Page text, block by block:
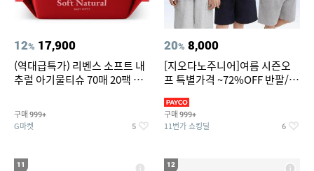
12% 17,900
(역대급특가) 리벤스 소프트 내
추럴 아기물티슈 70매 20팩 캡
구매 999+
G마켓 5
20% 8,000
[지오다노주니어]여름 시즌오
프 특별가격 ~72%OFF 반팔/반
구매 999+
11번가 쇼킹딜 6
11 12